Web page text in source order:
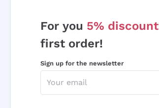
For you 5% discount
first order!
Sign up for the newsletter